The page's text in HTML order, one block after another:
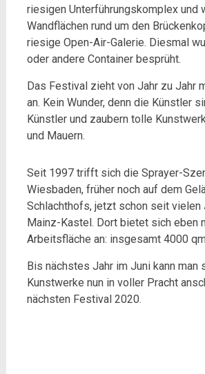
riesigen Unterführungskomplex und
Wandflächen rund um den
riesige Open-Air-Galerie. Diesmal
oder andere Container besprüht.
Das Festival zieht von Jahr zu Jahr
an. Kein Wunder, denn die Künstler
Künstler und zaubern tolle
und Mauern.
Seit 1997 trifft sich die Sprayer-
Wiesbaden, früher noch auf dem
Schlachthofs, jetzt schon seit vielen
Mainz-Kastel. Dort bietet sich eben
Arbeitsfläche an: insgesamt 4000
Bis nächstes Jahr im Juni kann man
Kunstwerke nun in voller Pracht
nächsten Festival 2020.